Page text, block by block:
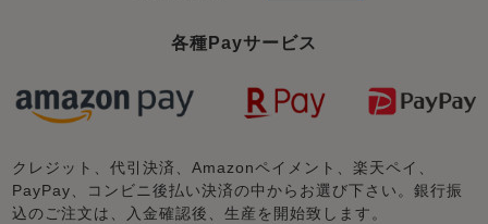
各種Payサービス
クレジット、代引決済、Amazonペイメント、楽天ペイ、
PayPay、コンビニ後払い決済の中からお選び下さい。銀行振
込のご注文は、入金確認後、生産を開始致します。